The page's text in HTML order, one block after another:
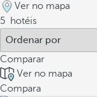
Ver no mapa
5
hotéis
Comparar
Ver no mapa
Compara